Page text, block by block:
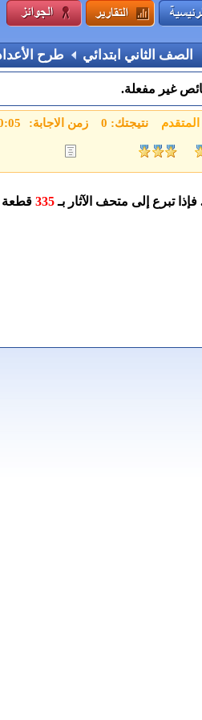
الصف الثاني ابتدائي طرح
غير مفعلة.
المتقدم نتيجتك: 0 زمن الاجابة:
تبرع إلى متحف الآثار بـ335 قطعة